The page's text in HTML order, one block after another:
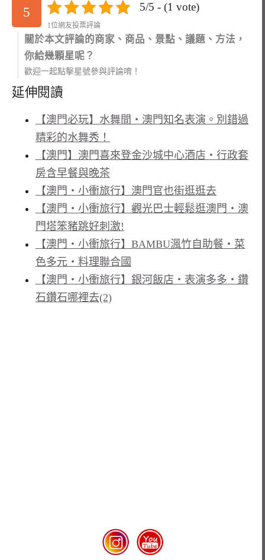
5 5/5 - (1 vote)
1位網友投票評論
關於本文評論的商家、商品、景點、議題、方法，
你給幾顆星呢？
歡迎一起點擊星號參與評論唷！
延伸閱讀
【澳門必玩】水舞間‧澳門知名表演。別錯過
精彩的水舞秀！
【澳門】澳門喜來登金沙城中心酒店‧行政套
房含早餐與晚茶
【澳門‧小衝旅行】澳門官也街逛逛去
【澳門‧小衝旅行】觀光巴士輕鬆逛澳門‧澳
門塔笨豬跳好刺激!
【澳門‧小衝旅行】BAMBU渢竹自助餐‧菜
色多元‧料理聯合國
【澳門‧小衝旅行】銀河飯店‧表演多多‧鑽
石鑽石哪裡去(2)